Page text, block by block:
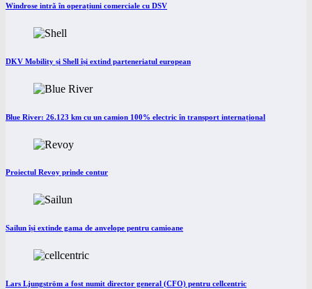
Windrose intră în operațiuni comerciale cu DSV
DKV Mobility și Shell își extind parteneriatul european
Blue River: 26.123 km cu un camion 100% electric în transport internațional
Proiectul Revoy prinde contur
Sailun își extinde gama de anvelope pentru camioane
Lars Ljungström a fost numit director general (CFO) pentru cellcentric